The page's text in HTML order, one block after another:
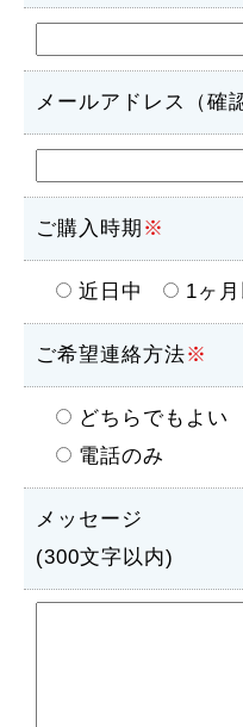
メールアドレス（確
ご購入時期 ※
近日中 1ヶ
ご希望連絡方法※
どちらでもよい
電話のみ
メッセージ
(300文字以内)